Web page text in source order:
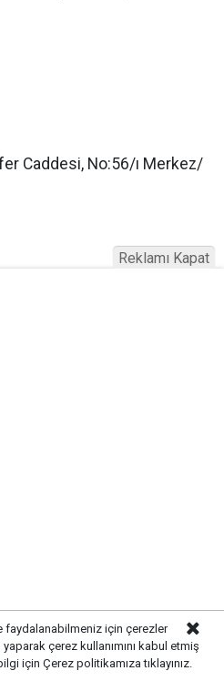
Caddesi, No:56/ı Merkez/
Kapısı Altı
faydalanabilmeniz için çerezler
çerez kullanımını kabul etmiş
için Çerez politikamıza tıklayınız.
Reklamı Kapat